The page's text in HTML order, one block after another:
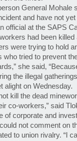
General Mohale
and have not
official at the SAPS
had been killed
were trying to hold
tried to prevent
she said,
the illegal
alight on Wednesday.
kill the dead
co-workers,” said
of corporate and
not comment on
to union rivalry. “I